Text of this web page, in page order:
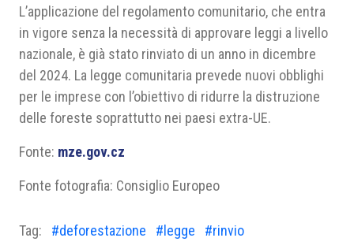
L’applicazione del regolamento comunitario, che entra
in vigore senza la necessità di approvare leggi a livello
nazionale, è già stato rinviato di un anno in dicembre
del 2024. La legge comunitaria prevede nuovi obblighi
per le imprese con l’obiettivo di ridurre la distruzione
delle foreste soprattutto nei paesi extra-UE.
Fonte: mze.gov.cz
Fonte fotografia: Consiglio Europeo
Tag: #deforestazione #legge #rinvio